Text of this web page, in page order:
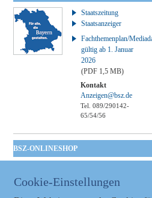
Staatszeitung
Staatsanzeiger
Fachthemenplan/
gültig ab 1. Januar
2026
(PDF 1,5 MB)
Kontakt
Anzeigen@bsz.de
Tel. 089/290142-
65/54/56
BSZ-ONLINESHOP
Taschenbuch
GVBl | Einbanddecke
Cookie-Einstellungen